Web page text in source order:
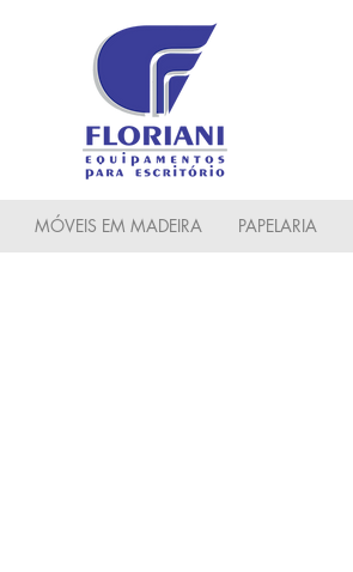
MÓVEIS EM MADEIRA PAPELARIA